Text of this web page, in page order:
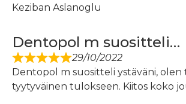
Keziban Aslanoglu
Dentopol m suositteli…
29/10/2022
Dentopol m suositteli ystäväni, olen
tyytyväinen tulokseen. Kiitos koko